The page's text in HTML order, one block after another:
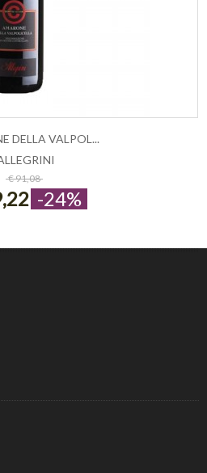
DELLA VALPOL...
€ 91,08
-24%